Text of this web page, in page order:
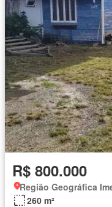
R$ 800.000
Região Geográfica
260 m²